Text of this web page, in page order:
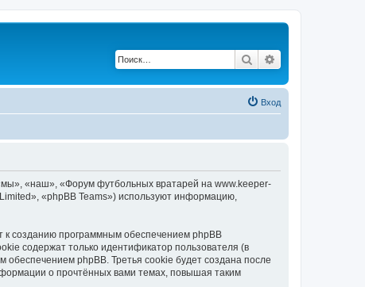
Поиск
Вход
«наш», «Форум футбольных вратарей на www.keeper-
«phpBB Teams») используют информацию,
созданию программным обеспечением phpBB
содержат только идентификатор пользователя (в
phpBB. Третья cookie будет создана после
о прочтённых вами темах, повышая таким